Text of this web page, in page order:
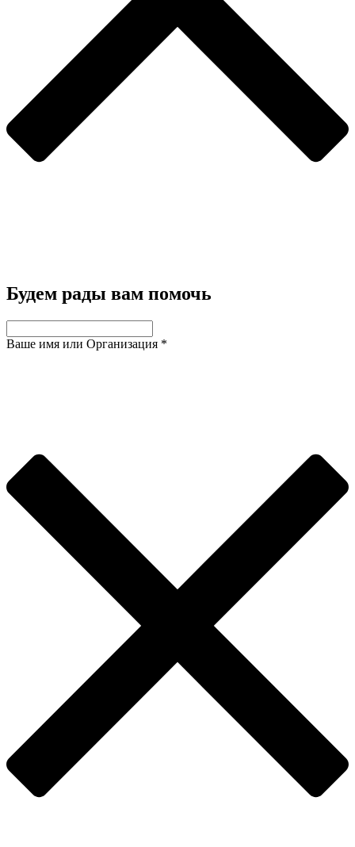
Будем рады вам помочь
Ваше имя или Организация *